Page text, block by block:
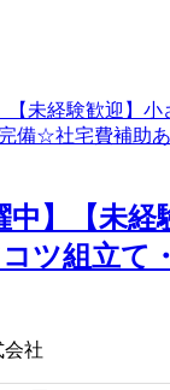
中】【未
ツ組立て
社